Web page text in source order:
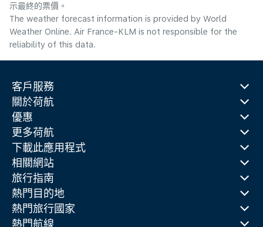
示最終的票價。
The weather forecast information is provided by World
Weather Online. Air France-KLM is not responsible for the
reliability of this data.
客戶服務
關於荷航
優惠
更多荷航
下載此應用程式
相關網站
旅行指南
熱門目的地
熱門旅行國家
熱門航線